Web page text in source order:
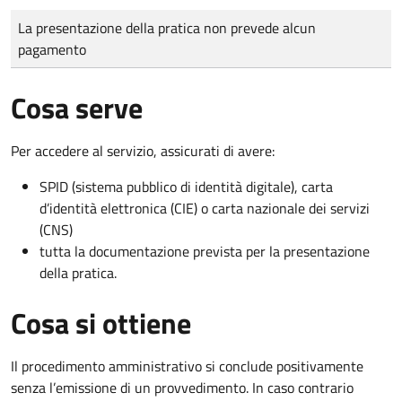
Tipo di pagamento
Importo
La presentazione della pratica non prevede alcun
pagamento
Cosa serve
Per accedere al servizio, assicurati di avere:
SPID (sistema pubblico di identità digitale), carta
d’identità elettronica (CIE) o carta nazionale dei servizi
(CNS)
tutta la documentazione prevista per la presentazione
della pratica.
Cosa si ottiene
Il procedimento amministrativo si conclude positivamente
senza l’emissione di un provvedimento. In caso contrario